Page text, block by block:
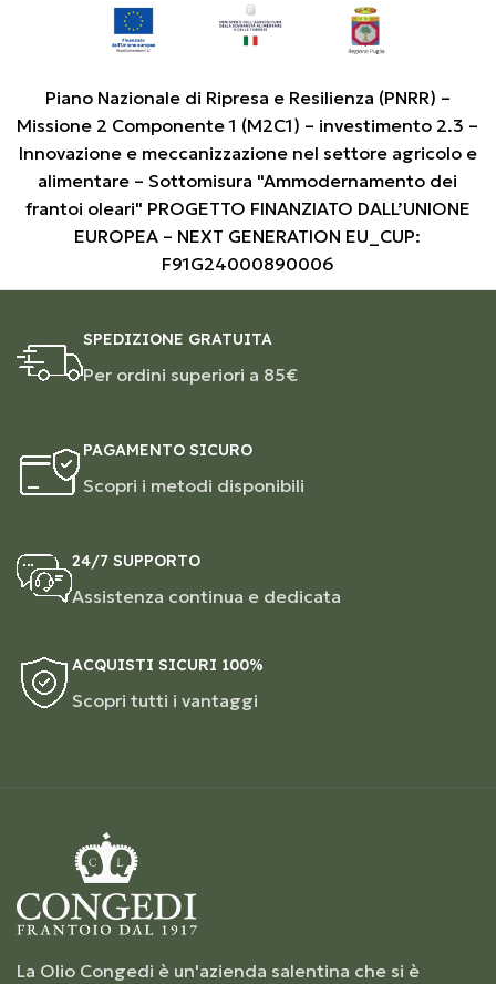
Piano Nazionale di Ripresa e Resilienza (PNRR) –
Missione 2 Componente 1 (M2C1) – investimento 2.3 –
Innovazione e meccanizzazione nel settore agricolo e
alimentare – Sottomisura "Ammodernamento dei
frantoi oleari" PROGETTO FINANZIATO DALL’UNIONE
EUROPEA – NEXT GENERATION EU_CUP:
F91G24000890006
SPEDIZIONE GRATUITA
Per ordini superiori a 85€
PAGAMENTO SICURO
Scopri i metodi disponibili
24/7 SUPPORTO
Assistenza continua e dedicata
ACQUISTI SICURI 100%
Scopri tutti i vantaggi
La Olio Congedi è un'azienda salentina che si è